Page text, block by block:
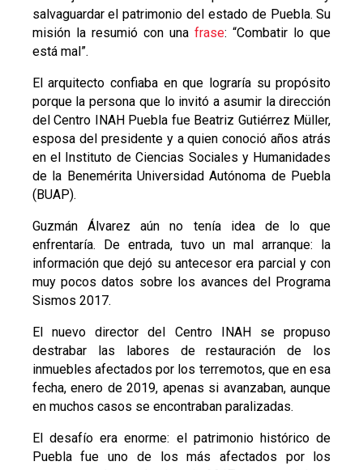
salvaguardar el patrimonio del estado de Puebla. Su
misión la resumió con unafrase: “Combatir lo que
está mal”.
El arquitecto confiaba en que lograría su propósito
porque la persona que lo invitó a asumir la dirección
del Centro INAH Puebla fue Beatriz Gutiérrez Müller,
esposa del presidente y a quien conoció años atrás
en el Instituto de Ciencias Sociales y Humanidades
de la Benemérita Universidad Autónoma de Puebla
(BUAP).
Guzmán Álvarez aún no tenía idea de lo que
enfrentaría. De entrada, tuvo un mal arranque: la
información que dejó su antecesor era parcial y con
muy pocos datos sobre los avances del Programa
Sismos 2017.
El nuevo director del Centro INAH se propuso
destrabar las labores de restauración de los
inmuebles afectados por los terremotos, que en esa
fecha, enero de 2019, apenas si avanzaban, aunque
en muchos casos se encontraban paralizadas.
El desafío era enorme: el patrimonio histórico de
Puebla fue uno de los más afectados por los